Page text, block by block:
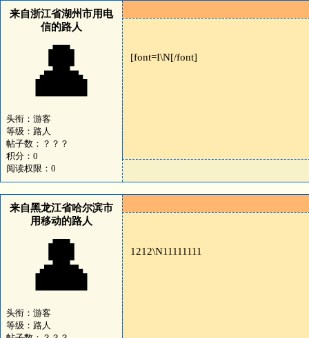
来自浙江省湖州市用电
信的路人
👤
头衔：游客
等级：路人
帖子数：？？？
积分：0
阅读权限：0
[font=I\N[/font]
来自黑龙江省哈尔滨市
用移动的路人
👤
头衔：游客
等级：路人
1212\N11111111